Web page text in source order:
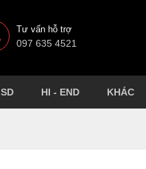
Tư vấn hỗ trợ
097 635 4521
SD HI - END KHÁC